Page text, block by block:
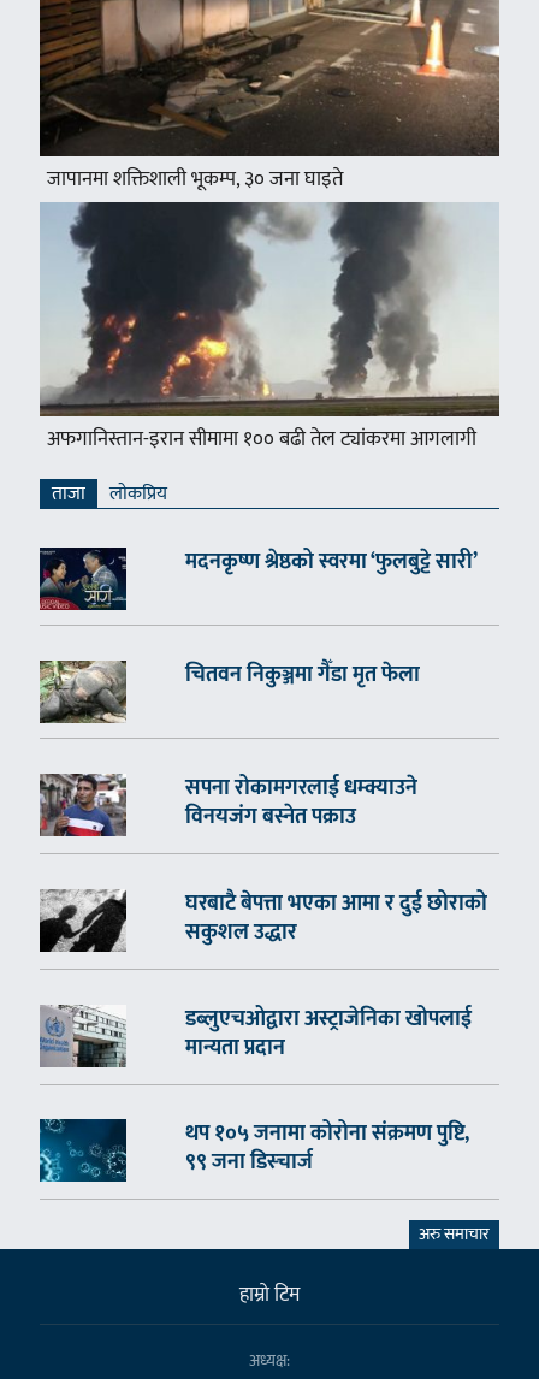
जापानमा शक्तिशाली भूकम्प, ३० जना घाइते
अफगानिस्तान-इरान सीमामा १०० बढी तेल ट्यांकरमा आगलागी
ताजा लाेकप्रिय
मदनकृष्ण श्रेष्ठको स्वरमा ‘फुलबुट्टे सारी’
चितवन निकुञ्जमा गैँडा मृत फेला
सपना रोकामगरलाई धम्क्याउने
विनयजंग बस्नेत पक्राउ
घरबाटै बेपत्ता भएका आमा र दुई छोराको
सकुशल उद्धार
डब्लुएचओद्वारा अस्ट्राजेनिका खोपलाई
मान्यता प्रदान
थप १०५ जनामा कोरोना संक्रमण पुष्टि,
९९ जना डिस्चार्ज
अरु समाचार
हाम्राे टिम
अध्यक्ष: